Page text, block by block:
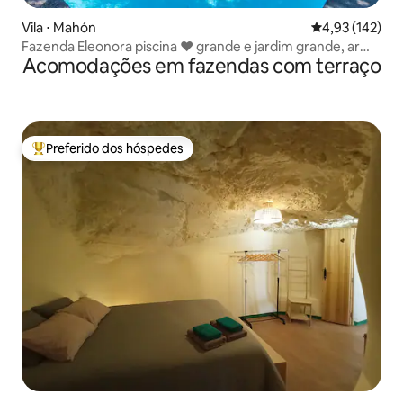
Vila ⋅ Mahón 4,93 de uma
4,93 (142)
Fazenda Eleonora piscina ❤ grande e jardim grande, ar
condicionado, Sonos ♫
Acomodações em fazendas com terraço
Entre os melhores preferidos dos hóspedes
Preferido dos hóspedes